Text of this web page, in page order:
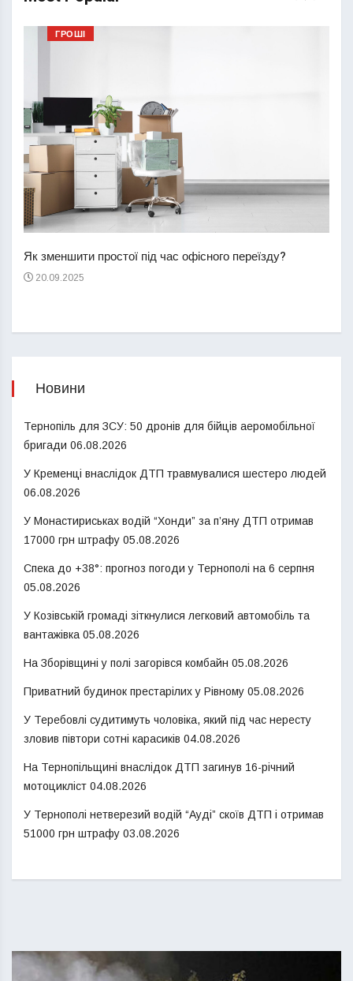
ГРОШІ
Як зменшити простої під час офісного переїзду?
20.09.2025
Новини
Тернопіль для ЗСУ: 50 дронів для бійців аеромобільної
бригади 06.08.2026
У Кременці внаслідок ДТП травмувалися шестеро людей
06.08.2026
У Монастириськах водій “Хонди” за п’яну ДТП отримав
17000 грн штрафу 05.08.2026
Спека до +38°: прогноз погоди у Тернополі на 6 серпня
05.08.2026
У Козівській громаді зіткнулися легковий автомобіль та
вантажівка 05.08.2026
На Зборівщині у полі загорівся комбайн 05.08.2026
Приватний будинок престарілих у Рівному 05.08.2026
У Теребовлі судитимуть чоловіка, який під час нересту
зловив півтори сотні карасиків 04.08.2026
На Тернопільщині внаслідок ДТП загинув 16-річний
мотоцикліст 04.08.2026
У Тернополі нетверезий водій “Ауді” скоїв ДТП і отримав
51000 грн штрафу 03.08.2026